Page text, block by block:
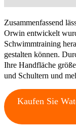
Zusammenfassend
Orwin entwickelt
Schwimmtraining
gestalten können.
Ihre Handfläche
und Schultern und
Kaufen Sie